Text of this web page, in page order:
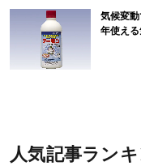
気候変
年使える
人気記事ラン